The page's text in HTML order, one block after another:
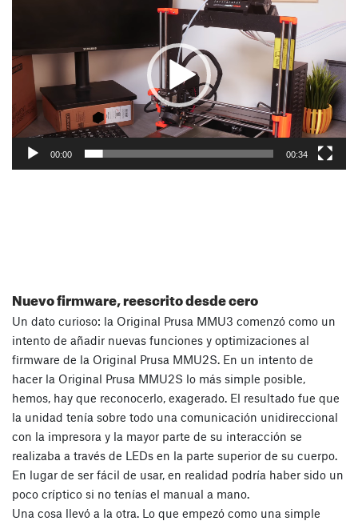
de
vídeo
00:00 00:34
Nuevo firmware, reescrito desde cero
Un dato curioso: la Original Prusa MMU3 comenzó como un
intento de añadir nuevas funciones y optimizaciones al
firmware de la Original Prusa MMU2S. En un intento de
hacer la Original Prusa MMU2S lo más simple posible,
hemos, hay que reconocerlo, exagerado. El resultado fue que
la unidad tenía sobre todo una comunicación unidireccional
con la impresora y la mayor parte de su interacción se
realizaba a través de LEDs en la parte superior de su cuerpo.
En lugar de ser fácil de usar, en realidad podría haber sido un
poco críptico si no tenías el manual a mano.
Una cosa llevó a la otra. Lo que empezó como una simple